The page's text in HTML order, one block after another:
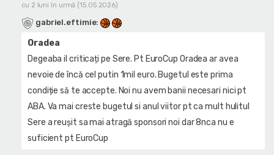
cu 2 luni în urmă (15.05.2026)
gabriel.eftimie:
Oradea
Degeaba il criticați pe Sere. Pt EuroCup Oradea ar avea
nevoie de încă cel putin 1mil euro. Bugetul este prima
condiție să te accepte. Noi nu avem banii necesari nici pt
ABA. Va mai creste bugetul si anul viitor pt ca mult hulitul
Sere a reușit sa mai atragă sponsori noi dar 8nca nu e
suficient pt EuroCup